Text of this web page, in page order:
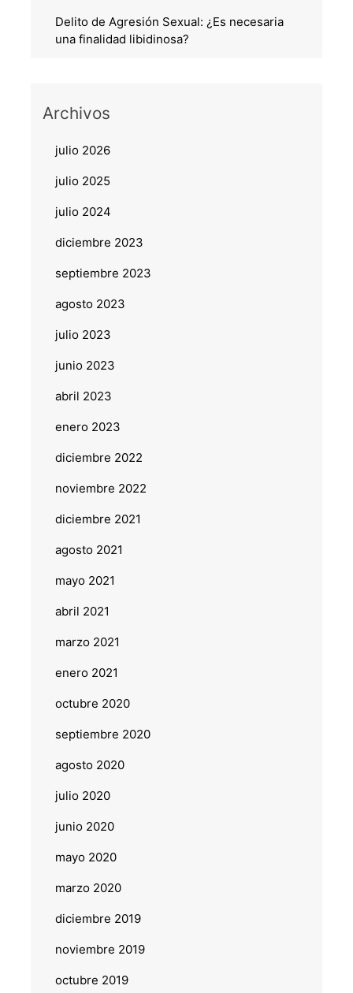
Delito de Agresión Sexual: ¿Es necesaria
una finalidad libidinosa?
Archivos
julio 2026
julio 2025
julio 2024
diciembre 2023
septiembre 2023
agosto 2023
julio 2023
junio 2023
abril 2023
enero 2023
diciembre 2022
noviembre 2022
diciembre 2021
agosto 2021
mayo 2021
abril 2021
marzo 2021
enero 2021
octubre 2020
septiembre 2020
agosto 2020
julio 2020
junio 2020
mayo 2020
marzo 2020
diciembre 2019
noviembre 2019
octubre 2019